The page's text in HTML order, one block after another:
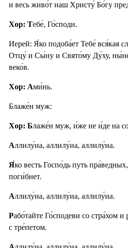
и весь живо́т наш Христу́ Бо́гу
Хор: Тебе́, Го́споди.
Иерей: Я́ко подоба́ет Тебе́ вся́кая
Отцу́ и Сы́ну и Свято́му Ду́ху,
веко́в.
Хор: Ами́нь.
Блаже́н муж:
Хор: Блаже́н муж, и́же не и́де на
Аллилу́иа, аллилу́иа, аллилу́иа.
Я́ко весть Госпо́дь путь
поги́бнет.
Аллилу́иа, аллилу́иа, аллилу́иа.
Рабо́тайте Го́сподеви со стра́хом и
с тре́петом.